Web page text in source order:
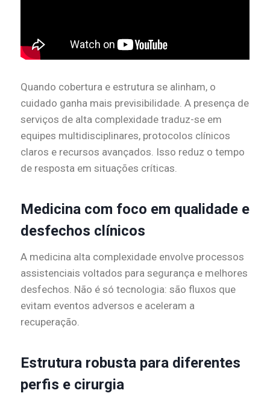
Quando cobertura e estrutura se alinham, o
cuidado ganha mais previsibilidade. A presença de
serviços de alta complexidade traduz-se em
equipes multidisciplinares, protocolos clínicos
claros e recursos avançados. Isso reduz o tempo
de resposta em situações críticas.
Medicina com foco em qualidade e
desfechos clínicos
A medicina alta complexidade envolve processos
assistenciais voltados para segurança e melhores
desfechos. Não é só tecnologia: são fluxos que
evitam eventos adversos e aceleram a
recuperação.
Estrutura robusta para diferentes
perfis e cirurgia